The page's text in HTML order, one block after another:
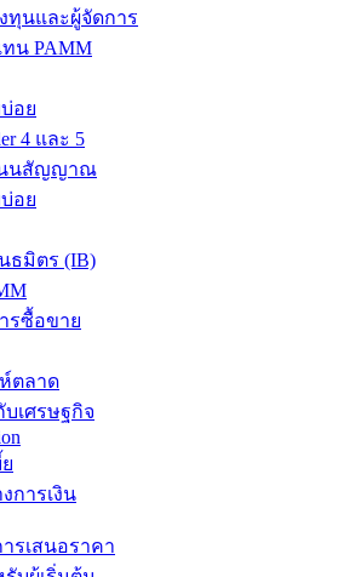
ทุนและผู้จัดการ
น PAMM
อย
4 และ 5
นนสัญญาณ
อย
ธมิตร (IB)
รซื้อขาย
ตลาด
เศรษฐกิจ
การเงิน
รเสนอราคา